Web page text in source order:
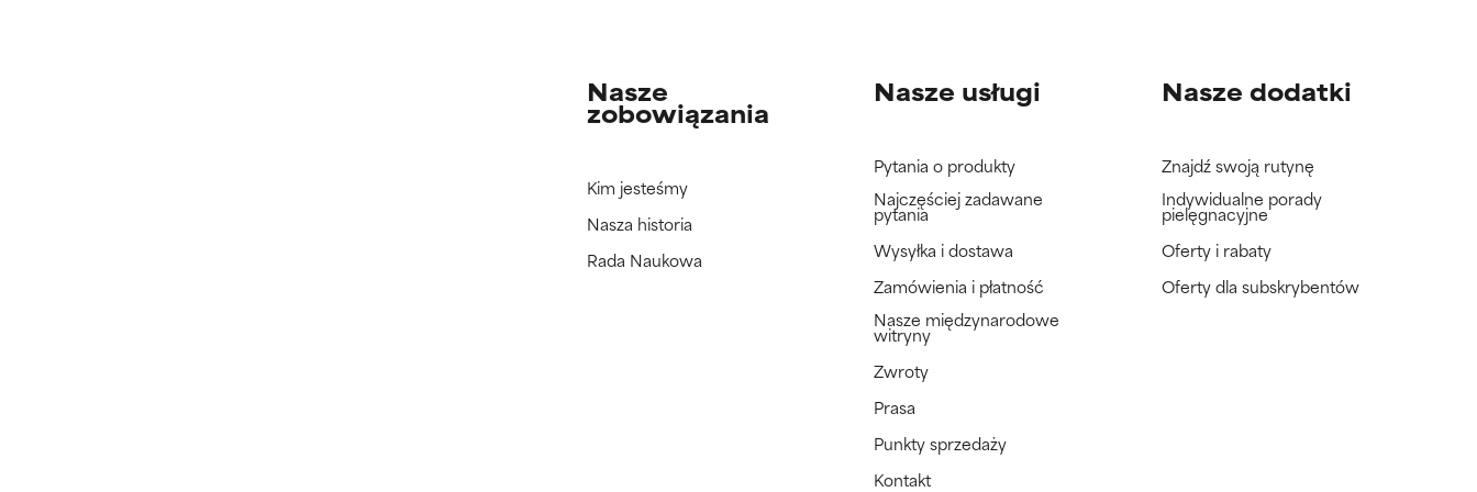
Nasze
zobowiązania
Kim jesteśmy
Nasza historia
Rada Naukowa
Nasze usługi
Pytania o produkty
Najczęściej zadawane
pytania
Wysyłka i dostawa
Zamówienia i płatność
Nasze międzynarodowe
witryny
Zwroty
Prasa
Punkty sprzedaży
Kontakt
Nasze dodatki
Znajdź swoją rutynę
Indywidualne porady
pielęgnacyjne
Oferty i rabaty
Oferty dla subskrybentów